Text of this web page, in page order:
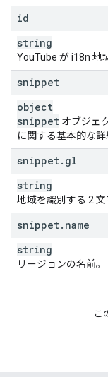
id
string
YouTube が i18n 地
snippet
object
snippet オブジェ
に関する基本的な詳
snippet. gl
string
地域を識別する 2 文
snippet. name
string
リージョンの名前。
こ